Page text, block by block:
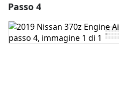
Aggiungi Commento
Passo 4